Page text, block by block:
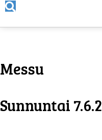
Messu
Sunnuntai